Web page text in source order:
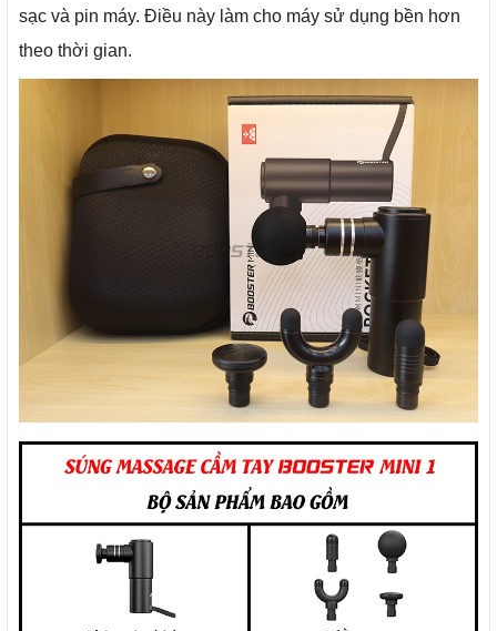
sạc và pin máy. Điều này làm cho máy sử dụng bền hơn
theo thời gian.